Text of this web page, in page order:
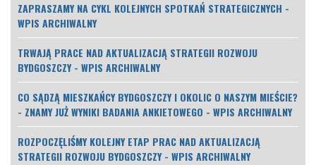
ZAPRASZAMY NA CYKL KOLEJNYCH SPOTKAŃ STRATEGICZNYCH -
WPIS ARCHIWALNY
TRWAJĄ PRACE NAD AKTUALIZACJĄ STRATEGII ROZWOJU
BYDGOSZCZY - WPIS ARCHIWALNY
CO SĄDZĄ MIESZKAŃCY BYDGOSZCZY I OKOLIC O NASZYM MIEŚCIE?
- ZNAMY JUŻ WYNIKI BADANIA ANKIETOWEGO - WPIS ARCHIWALNY
ROZPOCZĘLIŚMY KOLEJNY ETAP PRAC NAD AKTUALIZACJĄ
STRATEGII ROZWOJU BYDGOSZCZY - WPIS ARCHIWALNY